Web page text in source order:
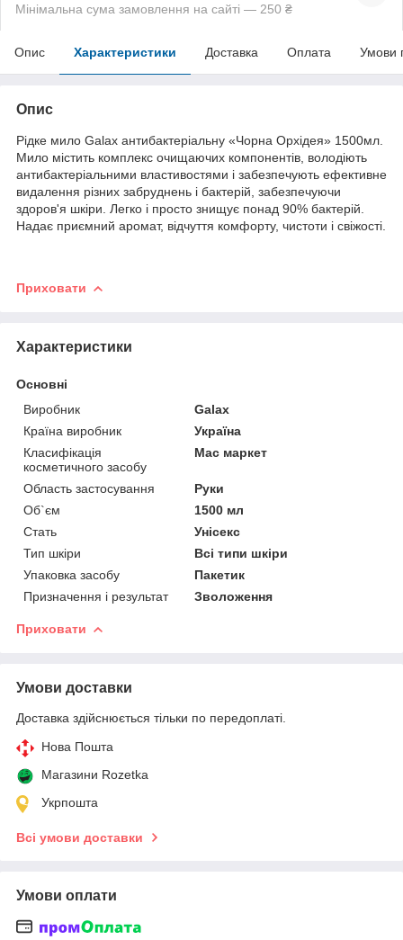
Мінімальна сума замовлення на сайті — 250 ₴
Опис Характеристики Доставка Оплата Умови
Опис
Рідке мило Galax антибактеріальну «Чорна Орхідея» 1500мл.
Мило містить комплекс очищаючих компонентів, володіють
антибактеріальними властивостями і забезпечують ефективне
видалення різних забруднень і бактерій, забезпечуючи
здоров'я шкіри. Легко і просто знищує понад 90% бактерій.
Надає приємний аромат, відчуття комфорту, чистоти і свіжості.
Приховати
Характеристики
Основні
Виробник
Galax
Країна виробник
Україна
Класифікація
косметичного засобу
Мас маркет
Область застосування
Руки
Об`єм
1500 мл
Стать
Унісекс
Тип шкіри
Всі типи шкіри
Упаковка засобу
Пакетик
Призначення і результат
Зволоження
Приховати
Умови доставки
Доставка здійснюється тільки по передоплаті.
Нова Пошта
Магазини Rozetka
Укрпошта
Всі умови доставки
Умови оплати